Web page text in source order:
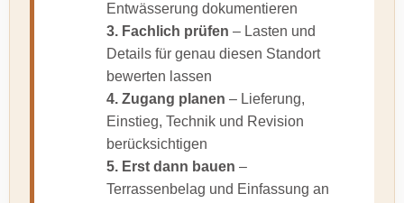
Entwässerung dokumentieren
3. Fachlich prüfen – Lasten und
Details für genau diesen Standort
bewerten lassen
4. Zugang planen – Lieferung,
Einstieg, Technik und Revision
berücksichtigen
5. Erst dann bauen –
Terrassenbelag und Einfassung an